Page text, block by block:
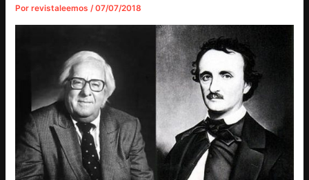
Porrevistaleemos/07/07/2018